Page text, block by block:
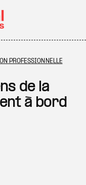
PROFESSIONNELLE
de la
à bord